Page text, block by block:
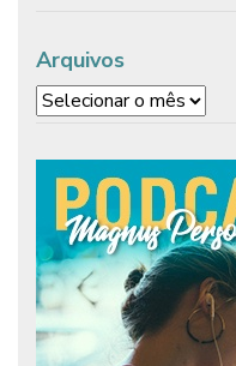
Arquivos
Arquivos